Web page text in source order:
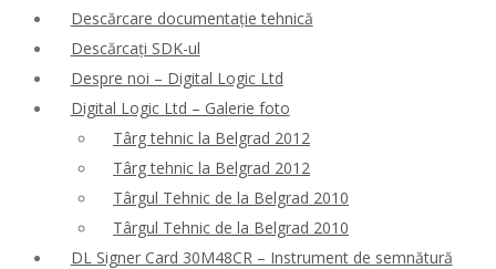
Descărcare documentație tehnică
Descărcați SDK-ul
Despre noi – Digital Logic Ltd
Digital Logic Ltd – Galerie foto
Târg tehnic la Belgrad 2012
Târg tehnic la Belgrad 2012
Târgul Tehnic de la Belgrad 2010
Târgul Tehnic de la Belgrad 2010
DL Signer Card 30M48CR – Instrument de semnătură